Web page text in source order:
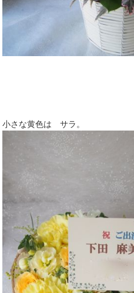
小さな黄色は サラ。